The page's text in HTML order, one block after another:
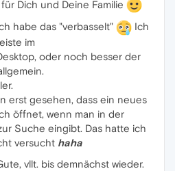
Dich und Deine Familie
habe das "verbasselt"
Ich
im
oder noch besser der
erst gesehen, dass ein neues
öffnet, wenn man in der
Suche eingibt. Das hatte ich
versucht haha
vllt. bis demnächst wieder.